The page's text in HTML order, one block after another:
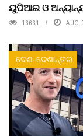
ୟୁପିଆଇ ଓ
13631 AUG
ଦେଶ-ଦେଶାନ୍ତର